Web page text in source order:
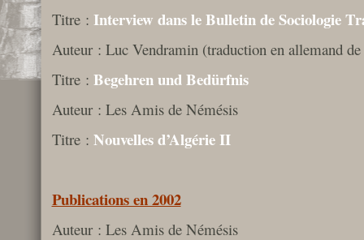
Titre : Interview dans le Bulletin de Sociologie
Auteur : Luc Vendramin (traduction en allemand de
Titre : Begehren und Bedürfnis
Auteur : Les Amis de Némésis
Titre : Nouvelles d’Algérie II
Publications en 2002
Auteur : Les Amis de Némésis